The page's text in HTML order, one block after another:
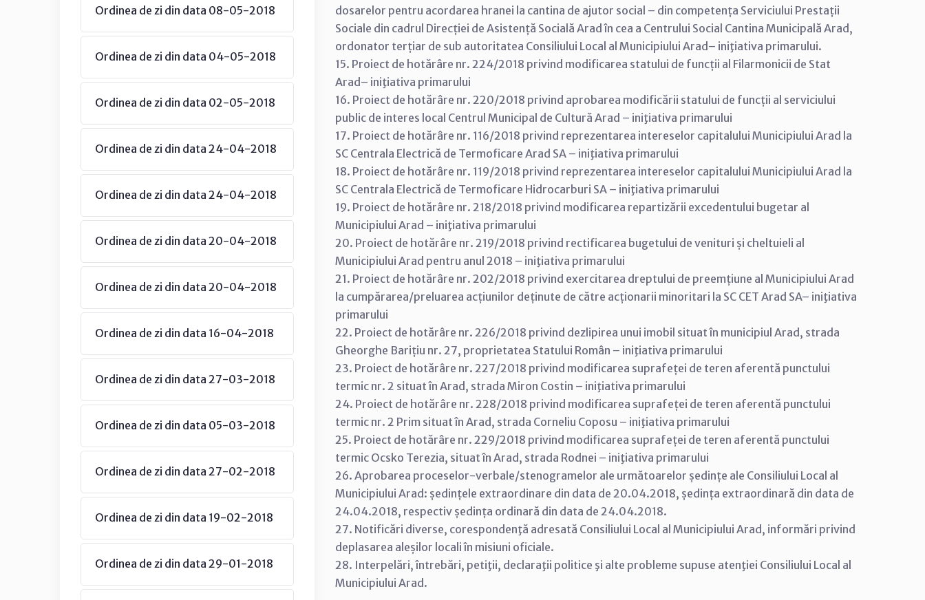
Ordinea de zi din data 08-05-2018
Ordinea de zi din data 04-05-2018
Ordinea de zi din data 02-05-2018
Ordinea de zi din data 24-04-2018
Ordinea de zi din data 24-04-2018
Ordinea de zi din data 20-04-2018
Ordinea de zi din data 20-04-2018
Ordinea de zi din data 16-04-2018
Ordinea de zi din data 27-03-2018
Ordinea de zi din data 05-03-2018
Ordinea de zi din data 27-02-2018
Ordinea de zi din data 19-02-2018
Ordinea de zi din data 29-01-2018
dosarelor pentru acordarea hranei la cantina de ajutor social – din competența Serviciului Prestații
Sociale din cadrul Direcției de Asistență Socială Arad în cea a Centrului Social Cantina Municipală Arad,
ordonator terțiar de sub autoritatea Consiliului Local al Municipiului Arad– iniţiativa primarului.
15. Proiect de hotărâre nr. 224/2018 privind modificarea statului de funcții al Filarmonicii de Stat
Arad– iniţiativa primarului
16. Proiect de hotărâre nr. 220/2018 privind aprobarea modificării statului de funcții al serviciului
public de interes local Centrul Municipal de Cultură Arad – iniţiativa primarului
17. Proiect de hotărâre nr. 116/2018 privind reprezentarea intereselor capitalului Municipiului Arad la
SC Centrala Electrică de Termoficare Arad SA – iniţiativa primarului
18. Proiect de hotărâre nr. 119/2018 privind reprezentarea intereselor capitalului Municipiului Arad la
SC Centrala Electrică de Termoficare Hidrocarburi SA – iniţiativa primarului
19. Proiect de hotărâre nr. 218/2018 privind modificarea repartizării excedentului bugetar al
Municipiului Arad – iniţiativa primarului
20. Proiect de hotărâre nr. 219/2018 privind rectificarea bugetului de venituri și cheltuieli al
Municipiului Arad pentru anul 2018 – iniţiativa primarului
21. Proiect de hotărâre nr. 202/2018 privind exercitarea dreptului de preemțiune al Municipiului Arad
la cumpărarea/preluarea acțiunilor deținute de către acționarii minoritari la SC CET Arad SA– iniţiativa
primarului
22. Proiect de hotărâre nr. 226/2018 privind dezlipirea unui imobil situat în municipiul Arad, strada
Gheorghe Barițiu nr. 27, proprietatea Statului Român – iniţiativa primarului
23. Proiect de hotărâre nr. 227/2018 privind modificarea suprafeței de teren aferentă punctului
termic nr. 2 situat în Arad, strada Miron Costin – iniţiativa primarului
24. Proiect de hotărâre nr. 228/2018 privind modificarea suprafeței de teren aferentă punctului
termic nr. 2 Prim situat în Arad, strada Corneliu Coposu – iniţiativa primarului
25. Proiect de hotărâre nr. 229/2018 privind modificarea suprafeței de teren aferentă punctului
termic Ocsko Terezia, situat în Arad, strada Rodnei – iniţiativa primarului
26. Aprobarea proceselor-verbale/stenogramelor ale următoarelor ședințe ale Consiliului Local al
Municipiului Arad: ședințele extraordinare din data de 20.04.2018, ședința extraordinară din data de
24.04.2018, respectiv ședința ordinară din data de 24.04.2018.
27. Notificări diverse, corespondenţă adresată Consiliului Local al Municipiului Arad, informări privind
deplasarea aleșilor locali în misiuni oficiale.
28. Interpelări, întrebări, petiţii, declaraţii politice şi alte probleme supuse atenţiei Consiliului Local al
Municipiului Arad.